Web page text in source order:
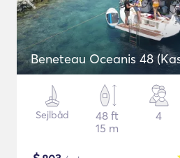
Beneteau Oceanis 48
Sejlbåd
48 ft
15 m
4